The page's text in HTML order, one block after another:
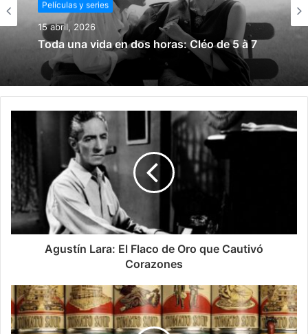
Películas y series
15 abril, 2026
Toda una vida en dos horas: Cléo de 5 à 7
Películas y series
15 marzo, 2026
Todos somos la peor persona del mundo
Agustín Lara: El Flaco de Oro que Cautivó
Corazones